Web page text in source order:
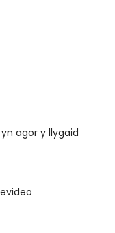
agor y llygaid